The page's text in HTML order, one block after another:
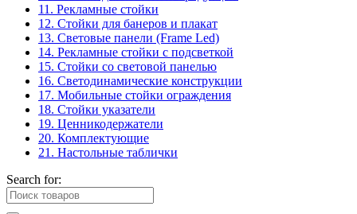
11. Рекламные стойки
12. Стойки для банеров и плакат
13. Световые панели (Frame Led)
14. Рекламные стойки с подсветкой
15. Стойки со световой панелью
16. Светодинамические конструкции
17. Мобильные стойки ограждения
18. Стойки указатели
19. Ценникодержатели
20. Комплектующие
21. Настольные таблички
Search for: